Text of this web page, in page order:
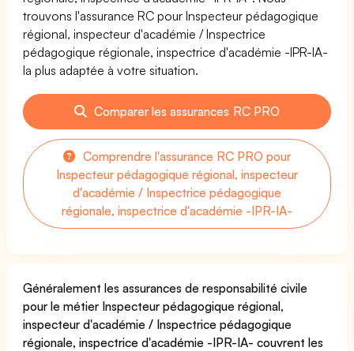
trouvons l'assurance RC pour Inspecteur pédagogique
régional, inspecteur d'académie / Inspectrice
pédagogique régionale, inspectrice d'académie -IPR-IA-
la plus adaptée à votre situation.
Comparer les assurances RC PRO
Comprendre l'assurance RC PRO pour
Inspecteur pédagogique régional, inspecteur
d'académie / Inspectrice pédagogique
régionale, inspectrice d'académie -IPR-IA-
Généralement les assurances de responsabilité civile
pour le métier Inspecteur pédagogique régional,
inspecteur d'académie / Inspectrice pédagogique
régionale, inspectrice d'académie -IPR-IA- couvrent les